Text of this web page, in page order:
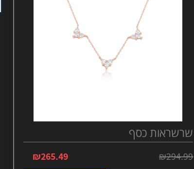
שרשראות כסף
₪294.99
₪265.49